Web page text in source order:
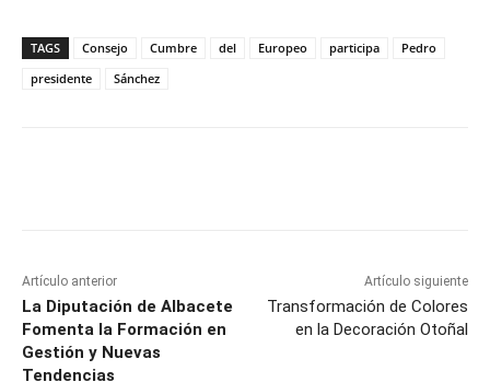
TAGS Consejo Cumbre del Europeo participa
Pedro
presidente
Sánchez
Artículo anterior
La Diputación de Albacete
Fomenta la Formación en
Gestión y Nuevas
Tendencias
Artículo siguiente
Transformación de Colores
en la Decoración Otoñal